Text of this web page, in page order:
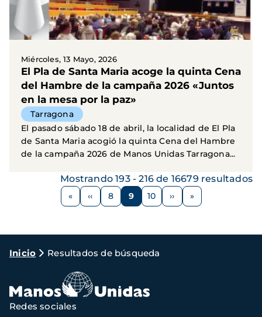
Miércoles, 13 Mayo, 2026
El Pla de Santa Maria acoge la quinta Cena
del Hambre de la campaña 2026 «Juntos
en la mesa por la paz»
Tarragona
El pasado sábado 18 de abril, la localidad de El Pla
de Santa Maria acogió la quinta Cena del Hambre
de la campaña 2026 de Manos Unidas Tarragona...
Paginación
Página
‹‹ Página
8 Página
9 Página
10
Siguiente
››
Mostrando 193 - 216 de 16679 resultados
Ruta
navegación
Inicio Resultados de búsqueda
Redes sociales